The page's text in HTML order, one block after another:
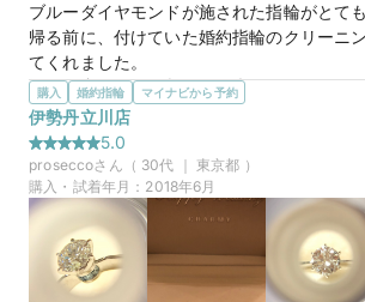
ブルーダイヤモンドが施された指輪がとて
帰る前に、付けていた婚約指輪のクリーニ
てくれました。
選んだ商品を気に入った理由
ブルーダイヤモンドは、他のクリアのダイ
引く綺麗さでした。
ブルーダイヤモンドの色味を変えることが
ブルーから濃いブルーまで3色のブルーを選
す。
ハニーゴールドは、肌なじみのいい色で、
この店舗の良かったところ
試着が終わったら、アロマの香りがするお
購入 婚約指輪 マイナビから予約
伊勢丹立川店
5.0
proseccoさん（ 30代 ｜ 東京都 ）
購入・試着年月： 2018年6月